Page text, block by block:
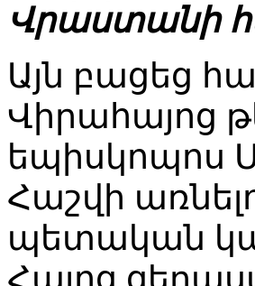
Վրաստանի
Այն բացեց
Վիրահայոց
եպիսկոպոս
Հաշվի
պետական
Հայոց